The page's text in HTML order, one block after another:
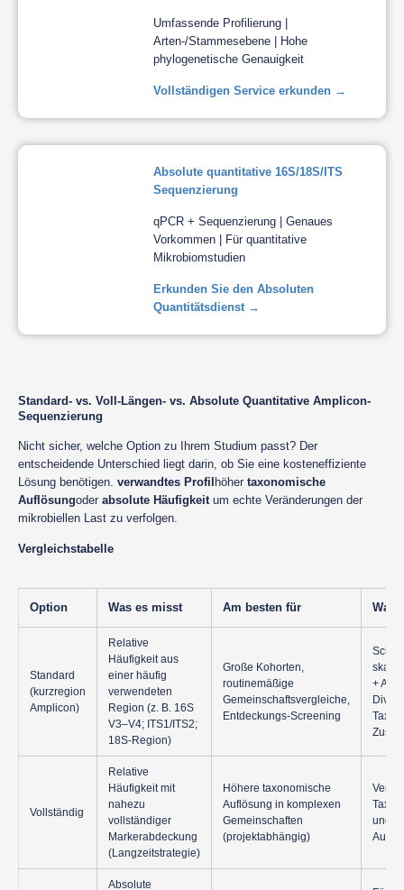
Umfassende Profilierung |
Arten-/Stammesebene | Hohe
phylogenetische Genauigkeit
Vollständigen Service erkunden →
Absolute quantitative 16S/18S/ITS
Sequenzierung
qPCR + Sequenzierung | Genaues
Vorkommen | Für quantitative
Mikrobiomstudien
Erkunden Sie den Absoluten
Quantitätsdienst →
Standard- vs. Voll-Längen- vs. Absolute Quantitative Amplicon-
Sequenzierung
Nicht sicher, welche Option zu Ihrem Studium passt? Der
entscheidende Unterschied liegt darin, ob Sie eine kosteneffiziente
Lösung benötigen. verwandtes Profil höher taxonomische
Auflösungoder absolute Häufigkeitum echte Veränderungen der
mikrobiellen Last zu verfolgen.
Vergleichstabelle
Option Was es misst Am besten für Was
Standard
(kurzregion
Amplicon)
Relative
Häufigkeit aus
einer häufig
verwendeten
Region (z. B. 16S
V3–V4; ITS1/ITS2;
18S-Region)
Große Kohorten,
routinemäßige
Gemeinschaftsvergleiche,
Entdeckungs-Screening
+
Vollständig
Relative
Häufigkeit mit
nahezu
vollständiger
Markerabdeckung
(Langzeitstrategie)
Höhere taxonomische
Auflösung in komplexen
Gemeinschaften
(projektabhängig)
und
Absolute